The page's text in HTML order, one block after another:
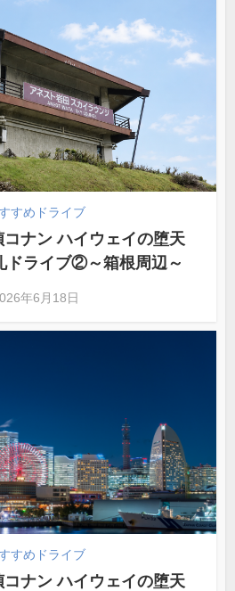
すめドライブ
ナン ハイウェイの堕天
ドライブ②～箱根周辺～
年6月18日
すめドライブ
ナン ハイウェイの堕天